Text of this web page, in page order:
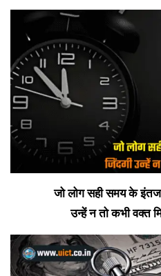
जो लोग सही समय के
उन्हें न तो कभी वक्त